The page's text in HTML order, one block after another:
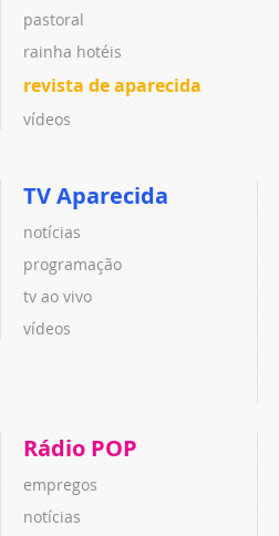
pastoral
rainha hotéis
revista de aparecida
vídeos
TV Aparecida
notícias
programação
tv ao vivo
vídeos
Rádio POP
empregos
notícias